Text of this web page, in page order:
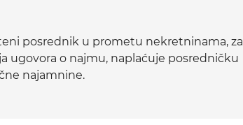
posrednik u prometu nekretninama, za
ugovora o najmu, naplaćuje posredničku
najamnine.